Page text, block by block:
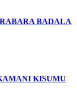
BADALA
KISUMU